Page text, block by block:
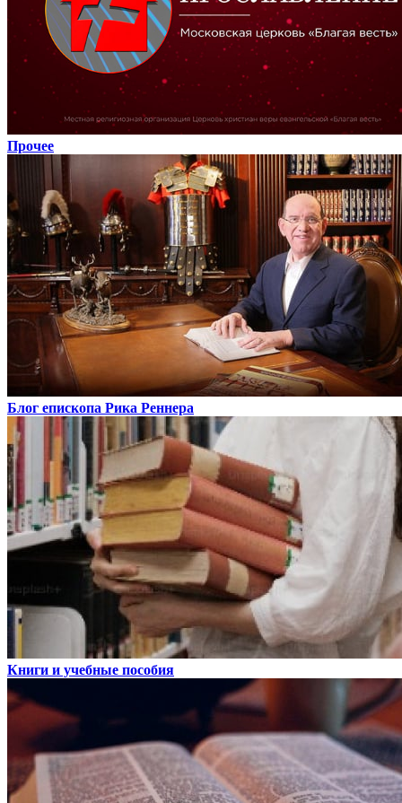
Прочее
Блог епископа Рика Реннера
Книги и учебные пособия